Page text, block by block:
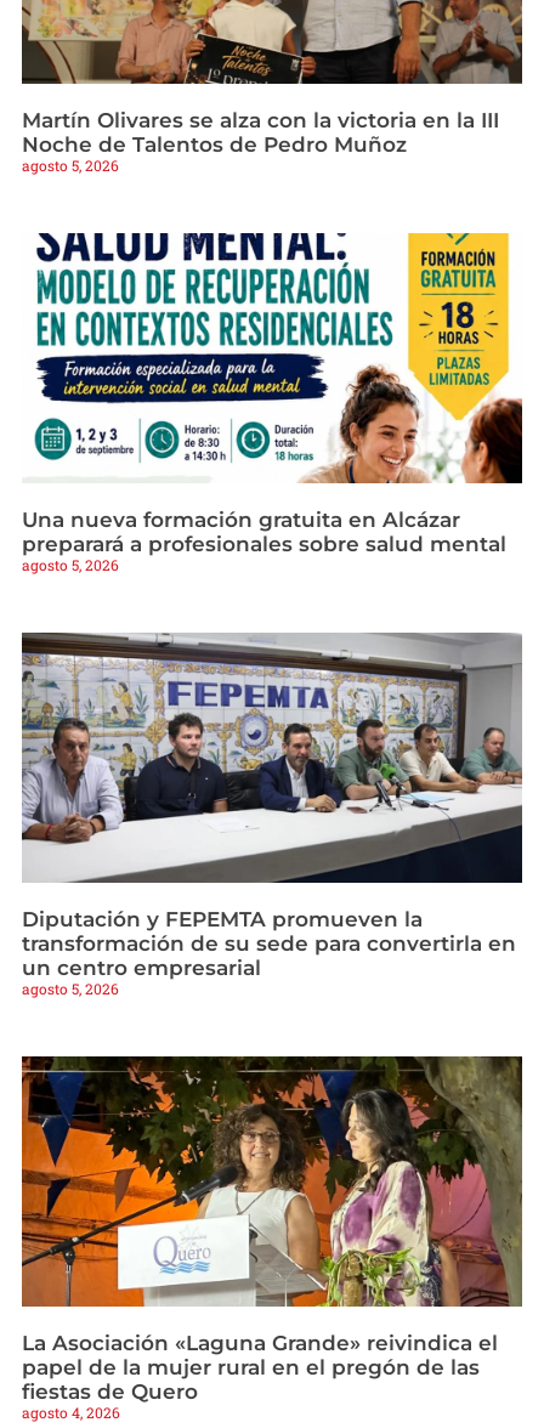
Martín Olivares se alza con la victoria en la III
Noche de Talentos de Pedro Muñoz
agosto 5, 2026
Una nueva formación gratuita en Alcázar
preparará a profesionales sobre salud mental
agosto 5, 2026
Diputación y FEPEMTA promueven la
transformación de su sede para convertirla en
un centro empresarial
agosto 5, 2026
La Asociación «Laguna Grande» reivindica el
papel de la mujer rural en el pregón de las
fiestas de Quero
agosto 4, 2026